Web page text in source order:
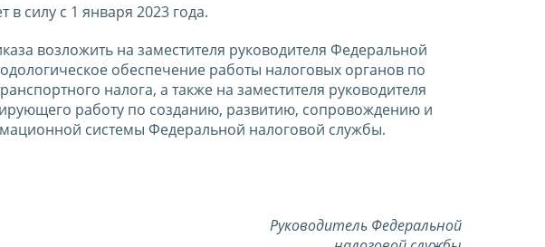
в силу с 1 января 2023 года.
возложить на заместителя руководителя Федеральной
обеспечение работы налоговых органов по
налога, а также на заместителя руководителя
работу по созданию, развитию, сопровождению и
системы Федеральной налоговой службы.
Руководитель Федеральной